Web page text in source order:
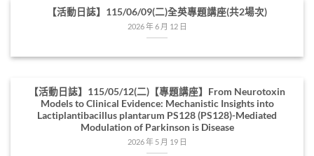
【活動日誌】115/06/09(二)全英專題講座(共2場次)
2026 年 6 月 12 日
【活動日誌】115/05/12(二)【專題講座】From Neurotoxin
Models to Clinical Evidence: Mechanistic Insights into
Lactiplantibacillus plantarum PS128 (PS128)-Mediated
Modulation of Parkinson is Disease
2026 年 5 月 19 日